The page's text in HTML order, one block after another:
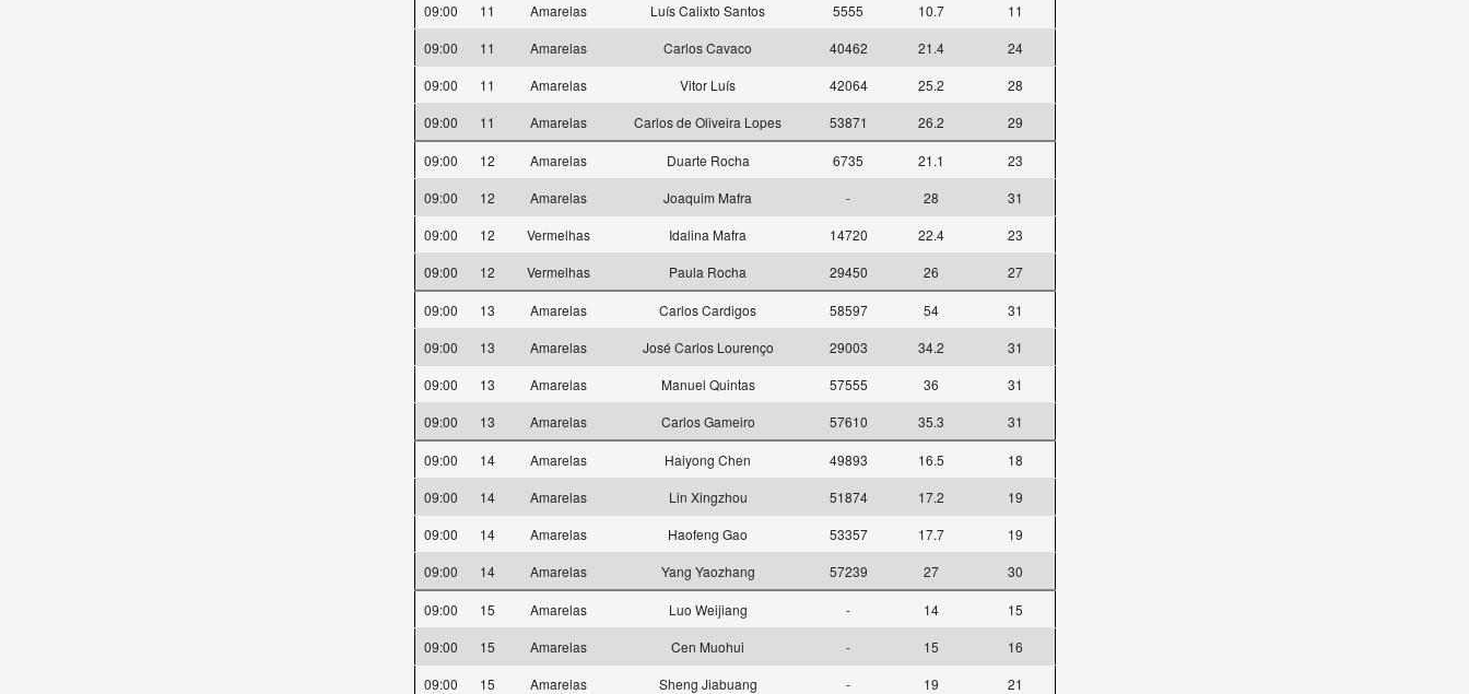
09:00 11 Amarelas Luís Calixto Santos 5555 10.7
11
09:00
11 Amarelas Carlos Cavaco 40462 21.4
24
09:00
11 Amarelas Vitor Luís 42064 25.2
28
09:00
11 Amarelas Carlos de Oliveira Lopes 53871 26.2 29
09:00 12 Amarelas Duarte Rocha 6735 21.1
23
09:00
12 Amarelas Joaquim Mafra - 28
31
09:00
12 Vermelhas Idalina Mafra 14720 22.4
23
09:00
12 Vermelhas Paula Rocha 29450 26 27
09:00 13 Amarelas Carlos Cardigos 58597 54
31
09:00
13 Amarelas José Carlos Lourenço 29003 34.2
31
09:00
13 Amarelas Manuel Quintas 57555 36
31
09:00
13 Amarelas Carlos Gameiro 57610 35.3 31
09:00 14 Amarelas Haiyong Chen 49893 16.5
18
09:00
14 Amarelas Lin Xingzhou 51874 17.2
19
09:00
14 Amarelas Haofeng Gao 53357 17.7
19
09:00
14 Amarelas Yang Yaozhang 57239 27 30
09:00 15 Amarelas Luo Weijiang - 14
15
09:00
15 Amarelas Cen Muohui - 15
16
09:00
15 Amarelas Sheng Jiabuang - 19
21